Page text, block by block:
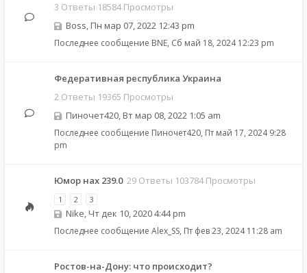
3 Ответы 18584 Просмотры
Boss, Пн мар 07, 2022 12:43 pm
Последнее сообщение BNE, Сб май 18, 2024 12:23 pm
Федеративная республика Украина
2 Ответы 19365 Просмотры
Пиночет420, Вт мар 08, 2022 1:05 am
Последнее сообщение Пиночет420, Пт май 17, 2024 9:28
pm
Юмор нах 239.0 29 Ответы 103784 Просмотры
1 2 3
Nike, Чт дек 10, 2020 4:44 pm
Последнее сообщение Alex_SS, Пт фев 23, 2024 11:28 am
Ростов-на-Дону: что происходит?